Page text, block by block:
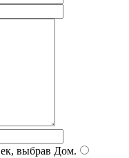
выбрав Дом.